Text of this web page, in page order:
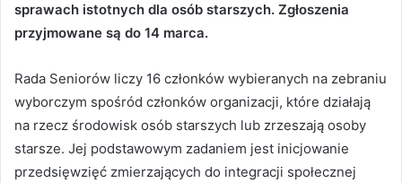
sprawach istotnych dla osób starszych. Zgłoszenia
przyjmowane są do 14 marca.
Rada Seniorów liczy 16 członków wybieranych na zebraniu
wyborczym spośród członków organizacji, które działają
na rzecz środowisk osób starszych lub zrzeszają osoby
starsze. Jej podstawowym zadaniem jest inicjowanie
przedsięwzięć zmierzających do integracji społecznej